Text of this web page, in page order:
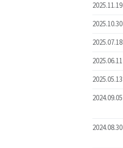
2025.11.19
2025.10.30
2025.07.18
2025.06.11
2025.05.13
2024.09.05
2024.08.30